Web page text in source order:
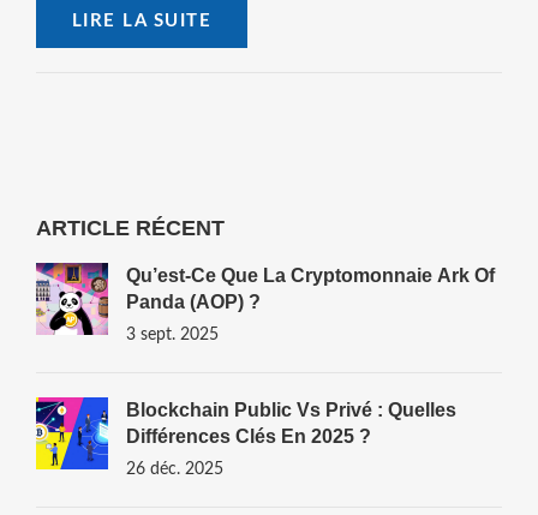
LIRE LA SUITE
ARTICLE RÉCENT
Qu’est‑ce Que La Cryptomonnaie Ark Of
Panda (AOP) ?
3 sept. 2025
Blockchain Public Vs Privé : Quelles
Différences Clés En 2025 ?
26 déc. 2025